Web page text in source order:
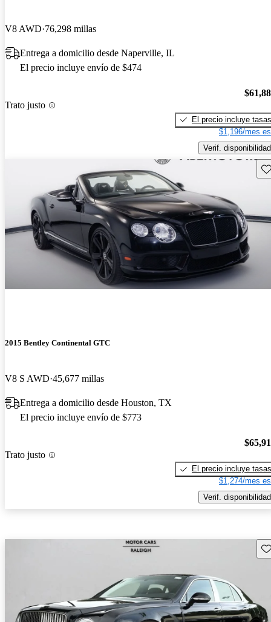
V8 AWD 76,298 millas
Entrega a domicilio desde Naperville, IL
El precio incluye envío de $474
Trato justo
El precio incluye tasas
$1,196/mes
Verif. disponibilidad
2015 Bentley Continental GTC
V8 S AWD 45,677 millas
Entrega a domicilio desde Houston, TX
El precio incluye envío de $773
Trato justo
El precio incluye tasas
$1,274/mes
Verif. disponibilidad